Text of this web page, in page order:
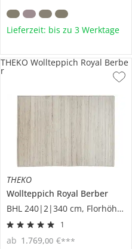
Lieferzeit: bis zu 3 Werktage
THEKO
Wollteppich Royal Berber
BHL 240|2|340 cm, Florhöhe 1,6 cm
1
ab 1.769,00 €***
THEKO Wollteppich Royal Berbe
r